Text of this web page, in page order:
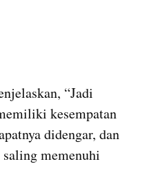
“Jadi
kesempatan
didengar, dan
saling memenuhi